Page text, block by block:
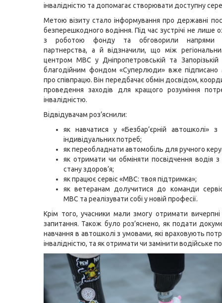
інвалідністю та допомагає створювати доступну
Метою візиту стало інформування про державні
безперешкодного водіння. Під час зустрічі не лише
з роботою фонду та обговорили напрями
партнерства, а й відзначили, що між
центром МВС у Дніпропетровській та Запорізькій
благодійним фондом «Суперлюди» вже
про співпрацю. Він передбачає обмін досвідом,
проведення заходів для кращого розуміння
інвалідністю.
Відвідувачам роз’яснили:
як навчатися у «Безбар’єрній автошколі» з
індивідуальних потреб;
як переобладнати автомобіль для ручного
як отримати чи обміняти посвідчення водія з
стану здоров’я;
як працює сервіс «МВС: твоя підтримка»;
як ветеранам долучитися до команди
МВС та реалізувати собі у новій професії.
Крім того, учасники мали змогу отримати вичерпні
запитання. Також було роз’яснено, як подати
навчання в автошколі з умовами, які враховують
інвалідністю, та як отримати чи замінити водійське